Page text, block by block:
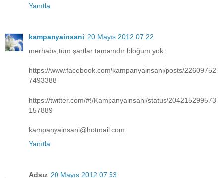
Yanıtla
kampanyainsani 20 Mayıs 2012 07:22
merhaba,tüm şartlar tamamdır bloğum yok:
https://www.facebook.com/kampanyainsani/posts/22609752
7493388
https://twitter.com/#!/Kampanyainsani/status/204215299573
157889
kampanyainsani@hotmail.com
Yanıtla
Adsız 20 Mayıs 2012 07:53